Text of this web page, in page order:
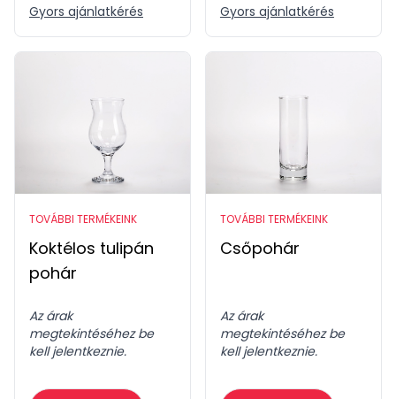
Gyors ajánlatkérés Gyors ajánlatkérés
TOVÁBBI TERMÉKEINK
Koktélos tulipán
pohár
Az árak
megtekintéséhez be
kell jelentkeznie.
TOVÁBBI TERMÉKEINK
Csőpohár
Az árak
megtekintéséhez be
kell jelentkeznie.